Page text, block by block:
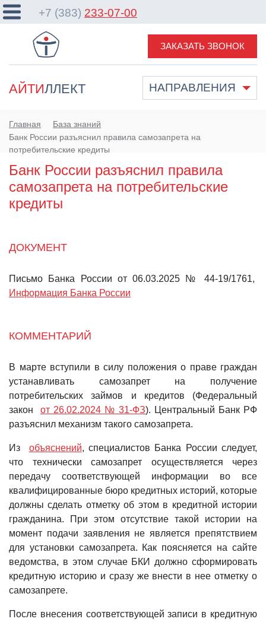
НАПРАВЛЕНИЯ
АЙТИЛЛЕКТ
+7 (383) 233-07-00
ЗАКАЗАТЬ ЗВОНОК
Главная
База знаний
Банк России разъяснил правила самозапрета на
потребительские кредиты
Банк России разъяснил правила
самозапрета на потребительские
кредиты
ДОКУМЕНТ
Письмо Банка России от 06.03.2025 № 44-19/1761,
Информация Банка России
КОММЕНТАРИЙ
В марте вступили в силу положения о праве граждан
устанавливать самозапрет на получение
потребительских займов и кредитов (Федеральный
закон от 26.02.2024 № 31-ФЗ). Центральный Банк РФ
разъяснил механизм такого самозапрета.
Из объяснений, специалистов Банка России следует,
что технически самозапрет осуществляется через
передачу соответствующей информации во все
квалифицированные бюро кредитных историй, которые
должны сделать отметку об этом в кредитной истории
гражданина. При этом отсутствие такой истории на
момент подачи заявления не является препятствием
для установки самозапрета. Как поясняется на сайте
ведомства, в этом случае БКИ должно сформировать
кредитную историю и сразу же внести в нее отметку о
самозапрете.
После внесения соответствующей записи в кредитную